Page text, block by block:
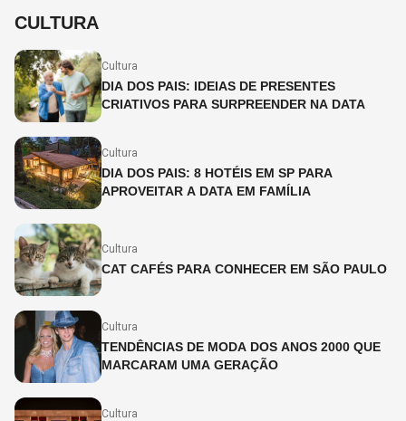
CULTURA
Cultura
DIA DOS PAIS: IDEIAS DE PRESENTES
CRIATIVOS PARA SURPREENDER NA DATA
Cultura
DIA DOS PAIS: 8 HOTÉIS EM SP PARA
APROVEITAR A DATA EM FAMÍLIA
Cultura
CAT CAFÉS PARA CONHECER EM SÃO PAULO
Cultura
TENDÊNCIAS DE MODA DOS ANOS 2000 QUE
MARCARAM UMA GERAÇÃO
Cultura